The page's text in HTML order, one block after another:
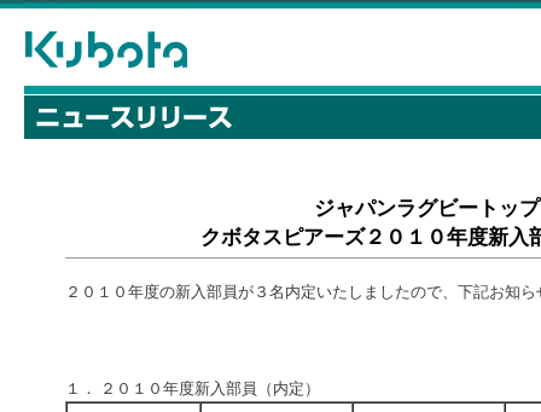
ジャパンラグビートッ
クボタスピアーズ２０１０年度新入
２０１０年度の新入部員が３名内定いたしましたので、下記お知
１． ２０１０年度新入部員（内定）